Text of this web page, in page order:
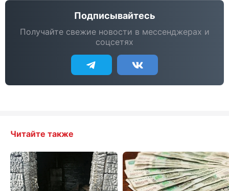
Подписывайтесь
Получайте свежие новости в мессенджерах и
соцсетях
Читайте также